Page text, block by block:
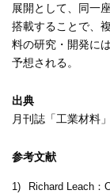
展開として、同一
搭載することで、
料の研究・開発に
予想される。
出典
月刊誌「工業材料
参考文献
1)
Richard Leach：